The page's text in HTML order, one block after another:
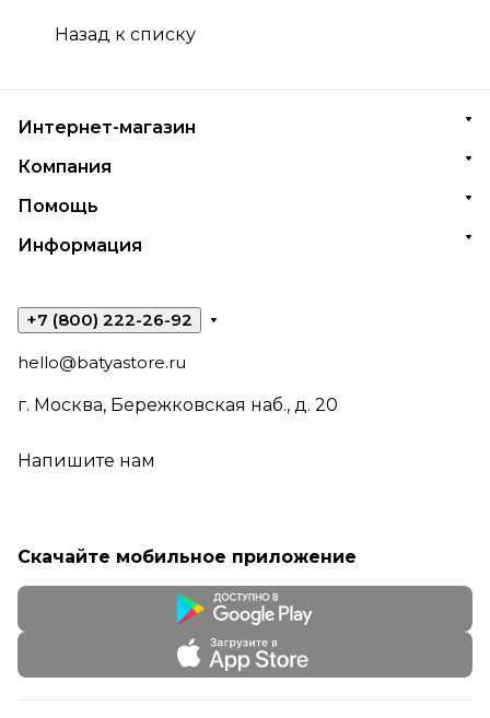
Назад к списку
Интернет-магазин
Компания
Помощь
Информация
+7 (800) 222-26-92
hello@batyastore.ru
г. Москва, Бережковская наб., д. 20
Напишите нам
Скачайте мобильное приложение